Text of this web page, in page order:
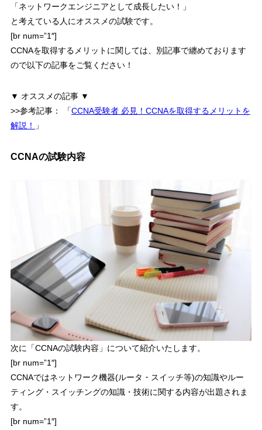
「ネットワークエンジニアとして成長したい！」
と考えている人にオススメの試験です。
[br num=”1″]
CCNAを取得するメリットに関しては、別記事で纏めております
ので以下の記事をご覧ください！
▼ オススメの記事 ▼
>>参考記事：
「CCNA受験者 必見！CCNAを取得するメリットを
解説！
」
CCNAの試験内容
次に「CCNAの試験内容」について紹介いたします。
[br num=”1″]
CCNAではネットワーク機器(ルータ・スイッチ等)の知識やルー
ティング・スイッチングの知識・技術に関する内容が出題されま
す。
[br num=”1″]